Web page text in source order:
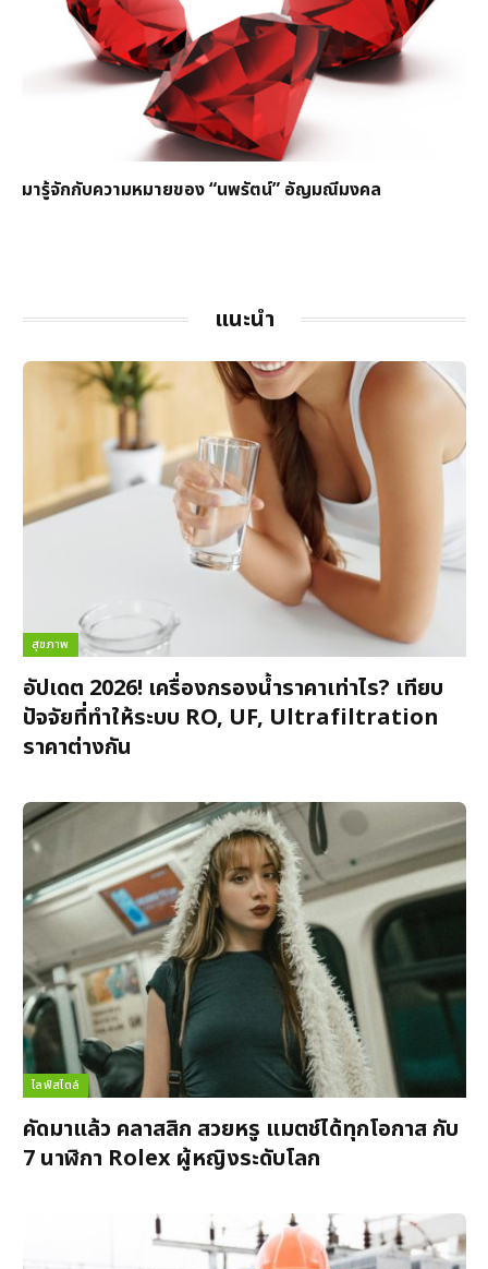
มารู้จักกับความหมายของ “นพรัตน์” อัญมณีมงคล
แนะนำ
สุขภาพ
อัปเดต 2026! เครื่องกรองน้ำราคาเท่าไร? เทียบ
ปัจจัยที่ทำให้ระบบ RO, UF, Ultrafiltration
ราคาต่างกัน
ไลฟ์สไตล์
คัดมาแล้ว คลาสสิก สวยหรู แมตช์ได้ทุกโอกาส กับ
7 นาฬิกา Rolex ผู้หญิงระดับโลก